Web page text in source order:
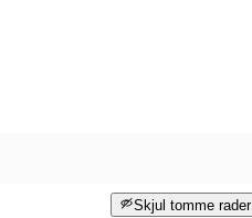
Skjul tomme rader